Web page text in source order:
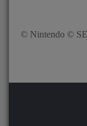
© Nintendo ©